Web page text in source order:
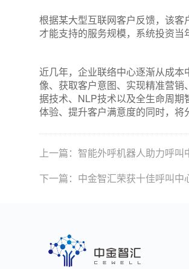
根据某大型互联网客户反馈，该
才能支持的服务规模，系统投资
近几年，企业联络中心逐渐从成
像、获取客户意图、实现精准营
据技术、NLP技术以及全生命周
体验、提升客户满意度的同时，
上一篇：智能外呼机器人助力呼叫
下一篇：中金智汇荣获十佳呼叫中